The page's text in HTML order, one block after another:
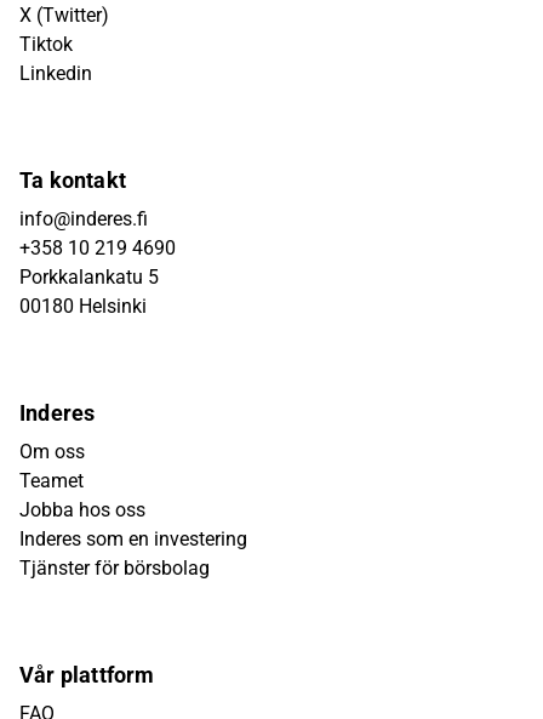
X (Twitter)
Tiktok
Linkedin
Ta kontakt
info@inderes.fi
+358 10 219 4690
Porkkalankatu 5
00180 Helsinki
Inderes
Om oss
Teamet
Jobba hos oss
Inderes som en investering
Tjänster för börsbolag
Vår plattform
FAQ